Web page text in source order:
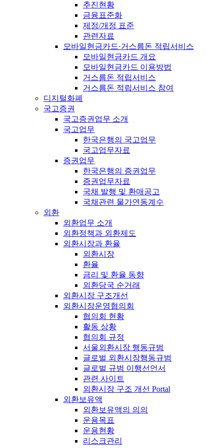
추진현황
금융표준화
제정/개정 표준
관련자료
모바일현금카드·거스름돈 적립서비스
모바일현금카드 개요
모바일현금카드 이용방법
거스름돈 적립서비스
거스름돈 적립서비스 참여
디지털화폐
국고증권
국고증권업무 소개
국고업무
한국은행의 국고업무
국고업무자료
증권업무
한국은행의 증권업무
증권업무자료
국채 발행 및 환매공고
국채관련 물가연동계수
외환
외환업무 소개
외환정책과 외환제도
외환시장과 환율
외환시장
환율
금리 및 환율 동향
외환당국 순거래
외환시장 구조개선
외환시장운영협의회
협의회 현황
활동 상황
협의회 규정
서울외환시장 행동규범
글로벌 외환시장행동규범
글로벌 규범 이행선언서
관련 사이트
외환시장 구조 개선 Portal
외환보유액
외환보유액의 의의
운용목표
운용현황
리스크관리